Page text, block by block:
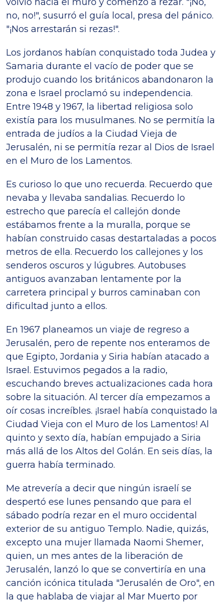
no, no!", susurró el guía local, presa del pánico.
"¡Nos arrestarán si rezas!".
Los jordanos habían conquistado toda Judea y
Samaria durante el vacío de poder que se
produjo cuando los británicos abandonaron la
zona e Israel proclamó su independencia.
Entre 1948 y 1967, la libertad religiosa solo
existía para los musulmanes. No se permitía la
entrada de judíos a la Ciudad Vieja de
Jerusalén, ni se permitía rezar al Dios de Israel
en el Muro de los Lamentos.
Es curioso lo que uno recuerda. Recuerdo que
nevaba y llevaba sandalias. Recuerdo lo
estrecho que parecía el callejón donde
estábamos frente a la muralla, porque se
habían construido casas destartaladas a pocos
metros de ella. Recuerdo los callejones y los
senderos oscuros y lúgubres. Autobuses
antiguos avanzaban lentamente por la
carretera principal y burros caminaban con
dificultad junto a ellos.
En 1967 planeamos un viaje de regreso a
Jerusalén, pero de repente nos enteramos de
que Egipto, Jordania y Siria habían atacado a
Israel. Estuvimos pegados a la radio,
escuchando breves actualizaciones cada hora
sobre la situación. Al tercer día empezamos a
oír cosas increíbles. ¡Israel había conquistado la
Ciudad Vieja con el Muro de los Lamentos! Al
quinto y sexto día, habían empujado a Siria
más allá de los Altos del Golán. En seis días, la
guerra había terminado.
Me atrevería a decir que ningún israelí se
despertó ese lunes pensando que para el
sábado podría rezar en el muro occidental
exterior de su antiguo Templo. Nadie, quizás,
excepto una mujer llamada Naomi Shemer,
quien, un mes antes de la liberación de
Jerusalén, lanzó lo que se convertiría en una
canción icónica titulada "Jerusalén de Oro", en
la que hablaba de viajar al Mar Muerto por